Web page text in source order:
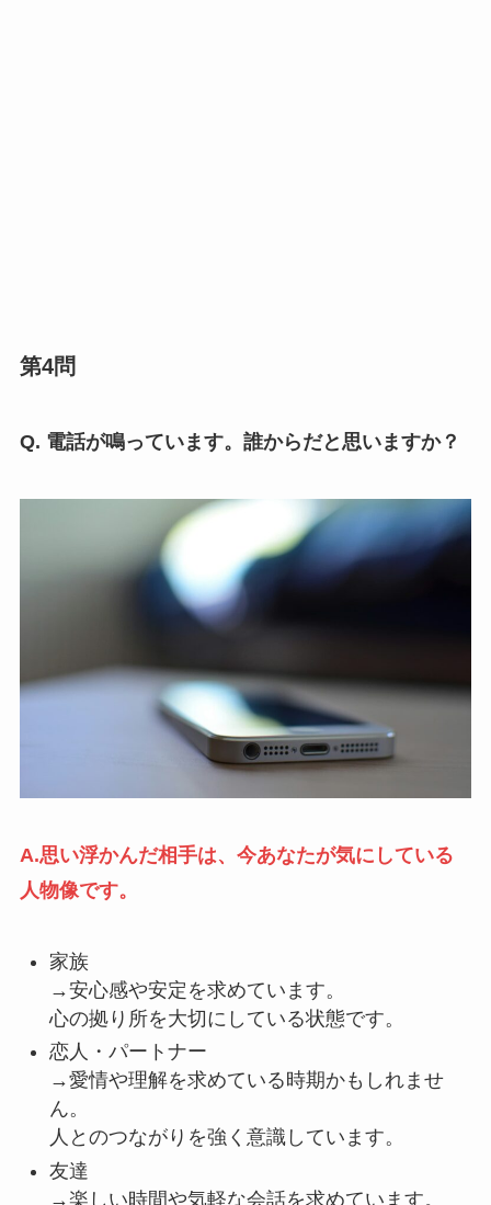
第4問
Q. 電話が鳴っています。誰からだと思いますか？
A.思い浮かんだ相手は、今あなたが気にしている
人物像です。
家族
→安心感や安定を求めています。
心の拠り所を大切にしている状態です。
恋人・パートナー
→愛情や理解を求めている時期かもしれませ
ん。
人とのつながりを強く意識しています。
友達
→楽しい時間や気軽な会話を求めています。